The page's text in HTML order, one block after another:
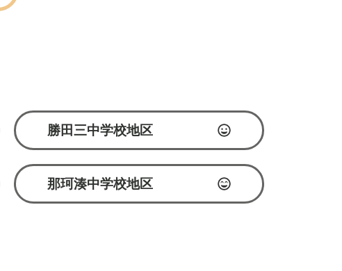
勝田三中学校地区
那珂湊中学校地区